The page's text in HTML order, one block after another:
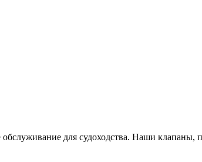
для судоходства. Наши